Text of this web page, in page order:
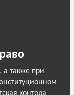
а также при